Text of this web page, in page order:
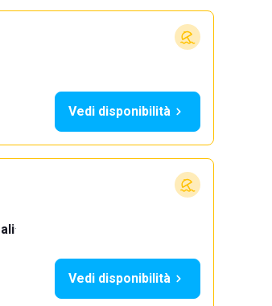
Vedi disponibilità
·
Vedi disponibilità